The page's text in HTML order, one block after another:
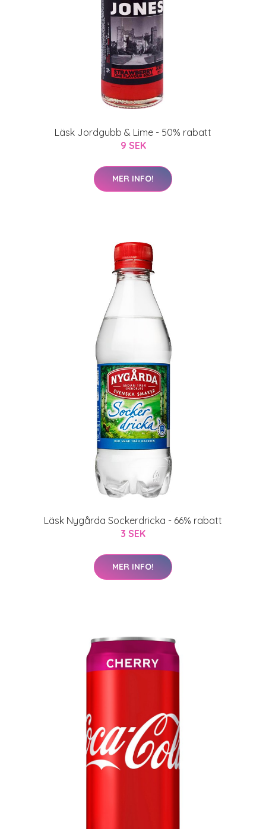
Läsk Jordgubb & Lime - 50% rabatt
9 SEK
MER INFO!
Läsk Nygårda Sockerdricka - 66% rabatt
3 SEK
MER INFO!